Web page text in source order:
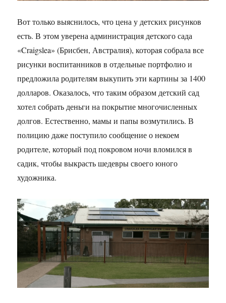
Вот только выяснилось, что цена у детских рисунков
есть. В этом уверена администрация детского сада
«Craigslea» (Брисбен, Австралия), которая собрала все
рисунки воспитанников в отдельные портфолио и
предложила родителям выкупить эти картины за 1400
долларов. Оказалось, что таким образом детский сад
хотел собрать деньги на покрытие многочисленных
долгов. Естественно, мамы и папы возмутились. В
полицию даже поступило сообщение о некоем
родителе, который под покровом ночи вломился в
садик, чтобы выкрасть шедевры своего юного
художника.